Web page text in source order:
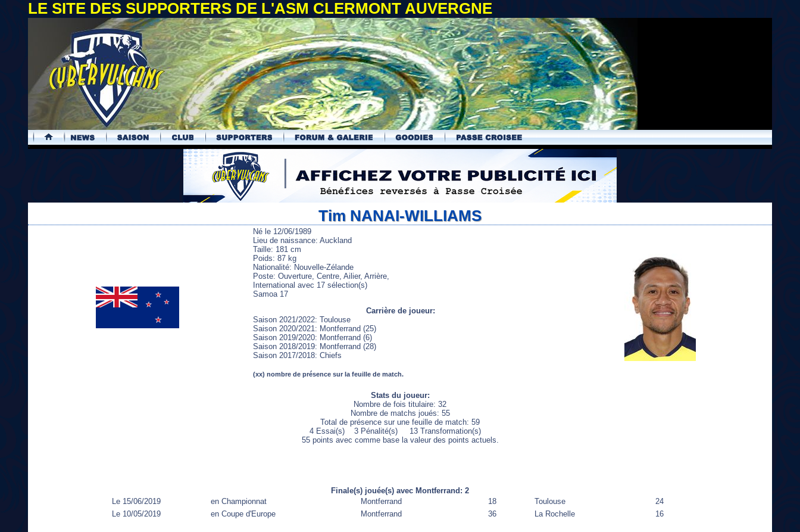
LE SITE DES SUPPORTERS DE L'ASM CLERMONT AUVERGNE
.
Tim NANAI-WILLIAMS
Né le 12/06/1989
Lieu de naissance: Auckland
Taille: 181 cm
Poids: 87 kg
Nationalité: Nouvelle-Zélande
Poste: Ouverture, Centre, Ailier, Arrière,
International avec 17 sélection(s)
Samoa 17
Carrière de joueur:
Saison 2021/2022: Toulouse
Saison 2020/2021: Montferrand (25)
Saison 2019/2020: Montferrand (6)
Saison 2018/2019: Montferrand (28)
Saison 2017/2018: Chiefs
(xx) nombre de présence sur la feuille de match.
Stats du joueur:
Nombre de fois titulaire: 32
Nombre de matchs joués: 55
Total de présence sur une feuille de match: 59
4 Essai(s) 3 Pénalité(s) 13 Transformation(s)
55 points avec comme base la valeur des points actuels.
Finale(s) jouée(s) avec Montferrand: 2
Le 15/06/2019
en Championnat Montferrand 18 Toulouse
24
Le 10/05/2019
en Coupe d'Europe Montferrand 36 La Rochelle 16